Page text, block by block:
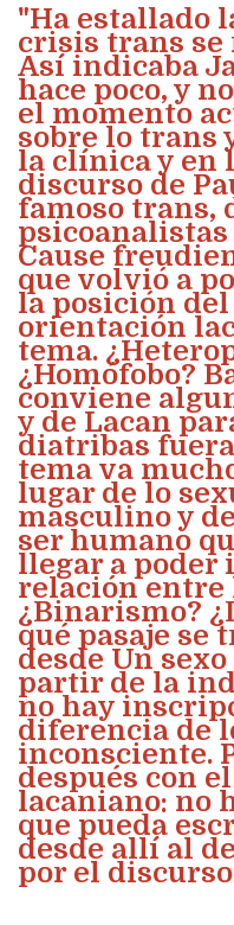
"Ha estallado
crisis trans se
Así indicaba
hace poco, y
el momento
sobre lo trans
la clínica y en
discurso de
famoso trans,
psicoanalistas
Cause
que volvió a
la posición
orientación
tema.
¿Homófobo?
conviene
y de Lacan
diatribas fuera
tema va
lugar de lo
masculino y
ser humano
llegar a
relación entre
¿Binarismo?
qué pasaje se
desde Un
partir de la
no hay
diferencia de
inconsciente.
después con
lacaniano: no
que pueda
desde allí al
por el